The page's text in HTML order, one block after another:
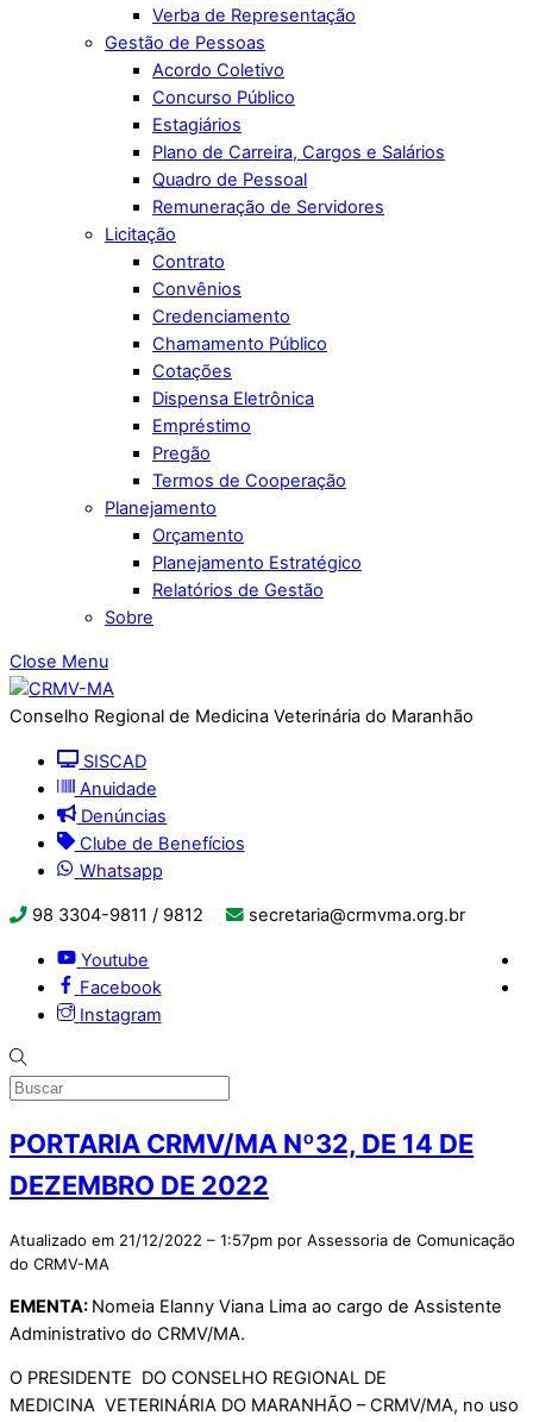
Verba de Representação
Gestão de Pessoas
Acordo Coletivo
Concurso Público
Estagiários
Plano de Carreira, Cargos e Salários
Quadro de Pessoal
Remuneração de Servidores
Licitação
Contrato
Convênios
Credenciamento
Chamamento Público
Cotações
Dispensa Eletrônica
Empréstimo
Pregão
Termos de Cooperação
Planejamento
Orçamento
Planejamento Estratégico
Relatórios de Gestão
Sobre
Close Menu
Conselho Regional de Medicina Veterinária do Maranhão
SISCAD
Anuidade
Denúncias
Clube de Benefícios
Whatsapp
98 3304-9811 / 9812 secretaria@crmvma.org.br
Youtube
Facebook
Instagram
PORTARIA CRMV/MA Nº­­32, DE 14 DE
DEZEMBRO DE 2022
Atualizado em 21/12/2022 – 1:57pm por Assessoria de Comunicação
do CRMV-MA
EMENTA: Nomeia Elanny Viana Lima ao cargo de Assistente
Administrativo do CRMV/MA.
O PRESIDENTE DO CONSELHO REGIONAL DE
MEDICINA VETERINÁRIA DO MARANHÃO – CRMV/MA, no uso